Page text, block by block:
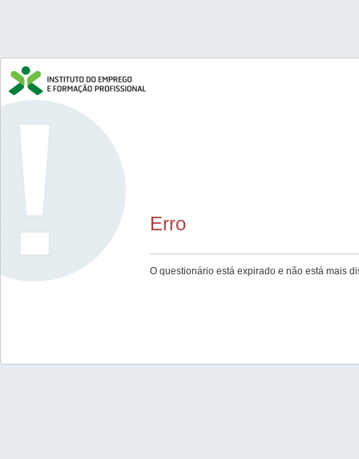
Erro
O questionário está expirado e não está mais